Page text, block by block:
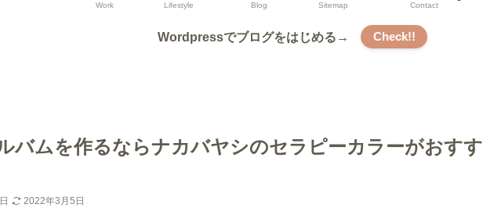
Work Lifestyle Blog Sitemap Contact
Wordpressでブログをはじめる→ Check!!
バムを作るならナカバヤシのセラピーカラーがおすす
2022年3月5日